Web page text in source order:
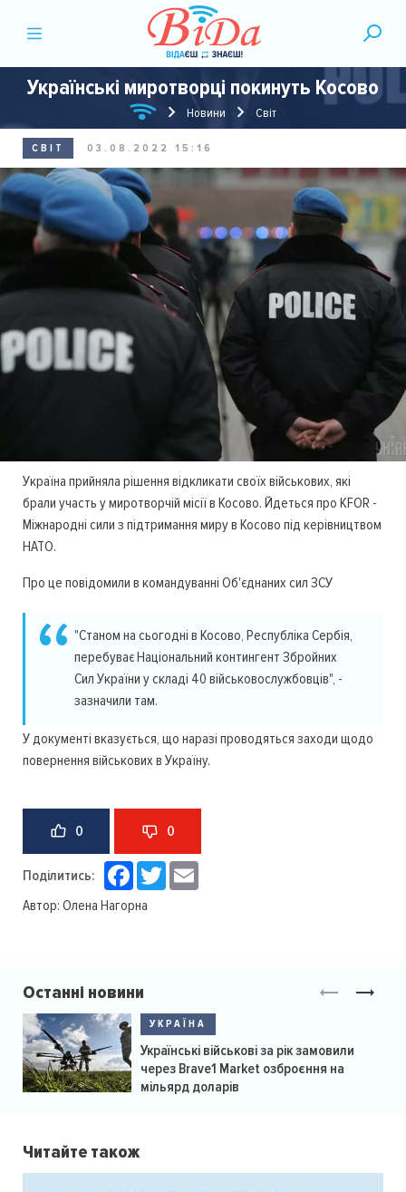
Українські миротворці покинуть Косово
Новини Світ
СВІТ 03.08.2022 15:16
Україна прийняла рішення відкликати своїх військових, які
брали участь у миротворчій місії в Косово. Йдеться про KFOR -
Міжнародні сили з підтримання миру в Косово під керівництвом
НАТО.
Про це повідомили в командуванні Об'єднаних сил ЗСУ
"Станом на сьогодні в Косово, Республіка Сербія,
перебуває Національний контингент Збройних
Сил України у складі 40 військовослужбовців", -
зазначили там.
У документі вказується, що наразі проводяться заходи щодо
повернення військових в Україну.
0 0
Поділитись: Facebook
Twitter
Автор: Олена Нагорна
Останні новини
УКРАЇНА
Українські військові за рік замовили
через Brave1 Market озброєння на
мільярд доларів
Читайте також